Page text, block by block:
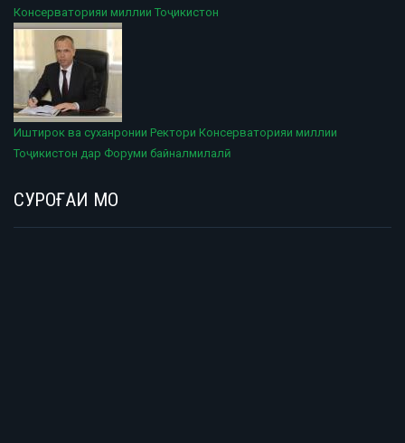
Консерваторияи миллии Тоҷикистон
Иштирок ва суханронии Ректори Консерваторияи миллии
Тоҷикистон дар Форуми байналмилалӣ
СУРОҒАИ МО